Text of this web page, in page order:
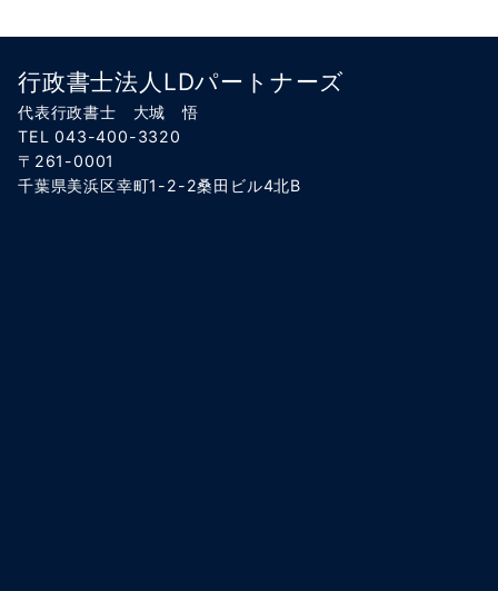
行政書士法人LDパートナーズ
代表行政書士 大城 悟
TEL 043-400-3320
〒261-0001
千葉県美浜区幸町1-2-2桑田ビル4北B